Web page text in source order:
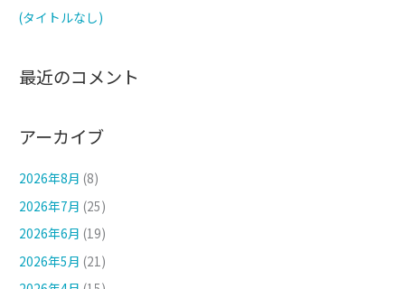
(タイトルなし)
最近のコメント
アーカイブ
2026年8月 (8)
2026年7月 (25)
2026年6月 (19)
2026年5月 (21)